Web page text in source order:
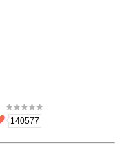
140577